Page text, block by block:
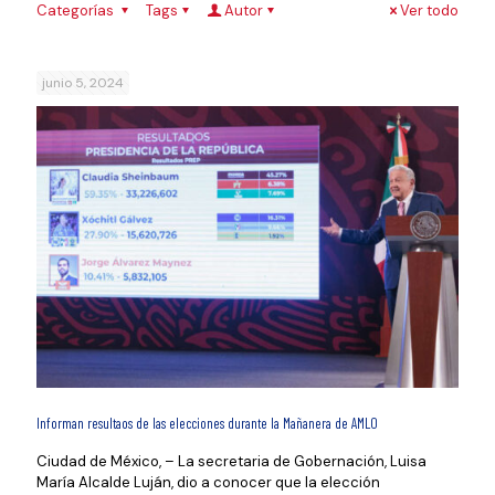
Categorías Tags Autor Ver todo
junio 5, 2024
Informan resultaos de las elecciones durante la Mañanera de AMLO
Ciudad de México, – La secretaria de Gobernación, Luisa
María Alcalde Luján, dio a conocer que la elección